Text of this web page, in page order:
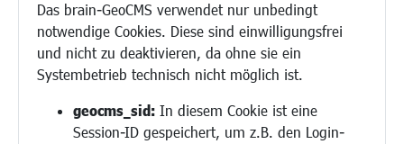
Das brain-GeoCMS verwendet nur unbedingt
notwendige Cookies. Diese sind einwilligungsfrei
und nicht zu deaktivieren, da ohne sie ein
Systembetrieb technisch nicht möglich ist.
geocms_sid: In diesem Cookie ist eine
Session-ID gespeichert, um z.B. den Login-
Demokratie leben
Ukrainehilfe
Hilfe für Geflüchtete
Religion
Bauen/Umwelt/Mobilität